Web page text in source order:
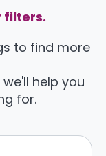
filters.
to find more
help you
for.